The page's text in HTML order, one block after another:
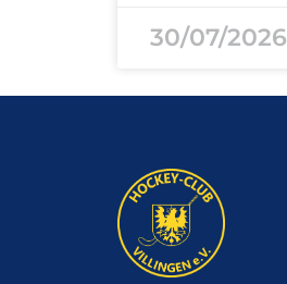
30/07/2026